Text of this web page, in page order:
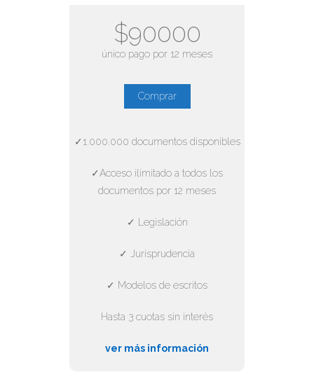
$90000
único pago por 12 meses
Comprar
✓1.000.000 documentos disponibles
✓Acceso ilimitado a todos los
documentos por 12 meses
✓ Legislación
✓ Jurisprudencia
✓ Modelos de escritos
Hasta 3 cuotas sin interés
ver más información